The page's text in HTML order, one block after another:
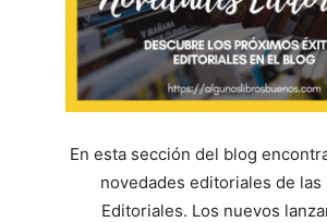
En esta sección del blog
novedades editoriales de las
Editoriales. Los nuevos